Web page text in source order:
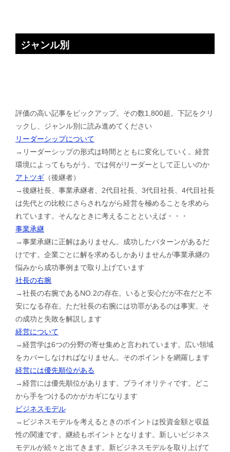
ジャンル別
評価の高い記事をピックアップ。その数1,800超。下記をクリ
ックし、ジャンル別に読み進めてください
リーダーシップについて
→リーダーシップの形式は時間とともに変化していく。経営
環境によってもちがう。では何がリーダーとして正しいのか
アトツギ （後継者）
→後継社長、事業承継者、2代目社長、3代目社長、4代目社長
は先代との比較にさらされながら経営を極めることを求めら
れています。そんなときに考えることといえば・・・
事業承継
→事業承継に正解はありません。成功したパターンがあるだ
けです。企業ごとに解を求めるしかありませんが事業承継の
悩みから成功事例まで取り上げています
社長の右腕
→社長の右腕であるNO.2の存在。いると安心だが不在だと不
安になる存在。ただ社長の右腕には功罪があるのは事実。そ
の成功と失敗を解説します
経営について
→経営学は6つの分野の寄せ集めと言われています。広い領域
をカバーしなければなりません。そのポイントを網羅します
経営には優先順位がある
→経営には優先順位があります。プライオリティです。どこ
から手をつけるのかがカギになります
ビジネスモデル
→ビジネスモデルを考えるときのポイントは投資金額と収益
性の関連です。継続もポイントとなります。新しいビジネス
モデルが続々と出てきます。新ビジネスモデルを取り上げて